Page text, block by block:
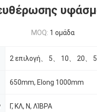
MOQ: 1 ομάδα
650mm, Elong 1000mm
Γ, ΚΛ, Ν, ΛΊΒΡΑ